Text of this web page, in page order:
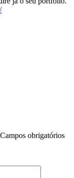
Campos obrigatórios